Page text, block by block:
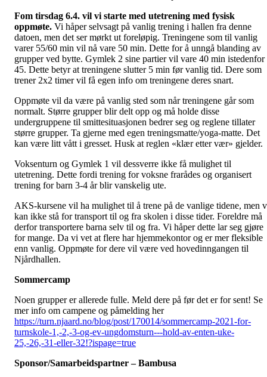
Fom tirsdag 6.4. vil vi starte med utetrening med fysisk
oppmøte. Vi håper selvsagt på vanlig trening i hallen fra denne
datoen, men det ser mørkt ut foreløpig. Treningene som til vanlig
varer 55/60 min vil nå vare 50 min. Dette for å unngå blanding av
grupper ved bytte. Gymlek 2 sine partier vil vare 40 min istedenfor
45. Dette betyr at treningene slutter 5 min før vanlig tid. Dere som
trener 2x2 timer vil få egen info om treningene deres snart.
Oppmøte vil da være på vanlig sted som når treningene går som
normalt. Større grupper blir delt opp og må holde disse
undergruppene til smittesituasjonen bedrer seg og reglene tillater
større grupper. Ta gjerne med egen treningsmatte/yoga-matte. Det
kan være litt vått i gresset. Husk at reglen «klær etter vær» gjelder.
Voksenturn og Gymlek 1 vil dessverre ikke få mulighet til
utetrening. Dette fordi trening for voksne frarådes og organisert
trening for barn 3-4 år blir vanskelig ute.
AKS-kursene vil ha mulighet til å trene på de vanlige tidene, men
kan ikke stå for transport til og fra skolen i disse tider. Foreldre må
derfor transportere barna selv til og fra. Vi håper dette lar seg gjøre
for mange. Da vi vet at flere har hjemmekontor og er mer fleksible
enn vanlig. Oppmøte for dere vil være ved hovedinngangen til
Njårdhallen.
Sommercamp
Noen grupper er allerede fulle. Meld dere på før det er for sent! Se
mer info om campene og påmelding her
https://turn.njaard.no/blog/post/170014/sommercamp-2021-for-
turnskole-1,-2,-3-og-ev-ungdomsturn---hold-av-enten-uke-
25,-26,-31-eller-32!?ispage=true
Sponsor/Samarbeidspartner – Bambusa